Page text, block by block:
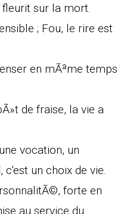
sur la mort.
; Fou, le rire est
en mÃªme temps
de fraise, la vie a
vocation, un
un choix de vie.
forte en
au service du